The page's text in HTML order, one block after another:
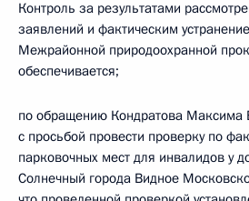
Контроль за результатами
заявлений и фактическим
Межрайонной природоохранной
обеспечивается;
по обращению Кондратова Максима
с просьбой провести проверку по
парковочных мест для инвалидов у
Солнечный города Видное